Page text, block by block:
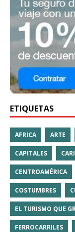
ETIQUETAS
AFRICA ARTE
CAPITALES
CENTROAMÉRICA
COSTUMBRES
EL TURISMO QUE
FERROCARRILES